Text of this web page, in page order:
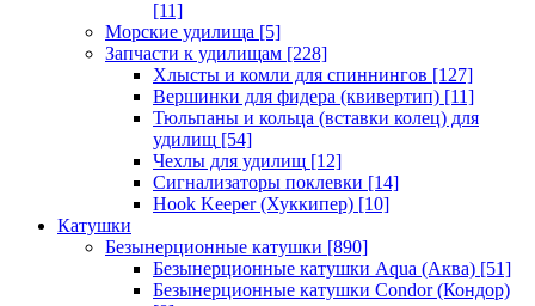
[11]
Морские удилища [5]
Запчасти к удилищам [228]
Хлысты и комли для спиннингов [127]
Вершинки для фидера (квивертип) [11]
Тюльпаны и кольца (вставки колец) для
удилищ [54]
Чехлы для удилищ [12]
Сигнализаторы поклевки [14]
Hook Keeper (Хуккипер) [10]
Катушки
Безынерционные катушки [890]
Безынерционные катушки Aqua (Аква) [51]
Безынерционные катушки Condor (Кондор)